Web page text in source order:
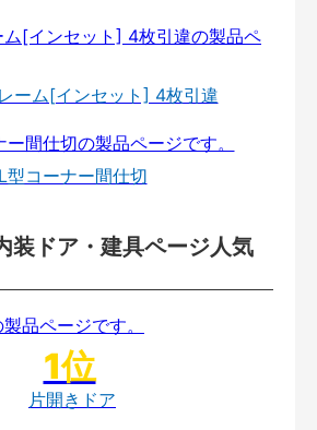
ーム[インセット] 4枚引違
L型コーナー間仕切
装ドア・建具ページ人気
片開きドア